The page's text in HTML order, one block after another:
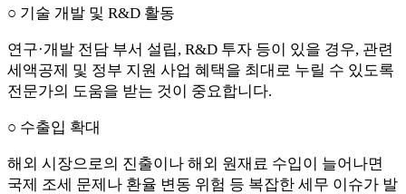
○ 기술 개발 및 R&D 활동
연구·개발 전담 부서 설립, R&D 투자 등이 있을 경우, 관련
세액공제 및 정부 지원 사업 혜택을 최대로 누릴 수 있도록
전문가의 도움을 받는 것이 중요합니다.
○ 수출입 확대
해외 시장으로의 진출이나 해외 원재료 수입이 늘어나면
국제 조세 문제나 환율 변동 위험 등 복잡한 세무 이슈가 발